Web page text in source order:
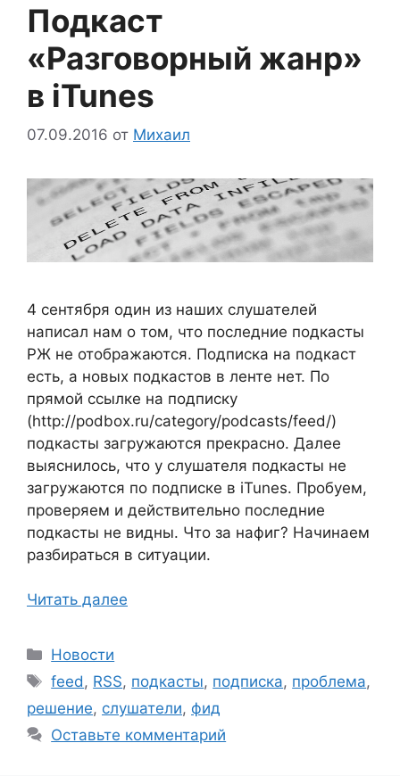
Подкаст
«Разговорный жанр»
в iTunes
07.09.2016 от Михаил
4 сентября один из наших слушателей
написал нам о том, что последние подкасты
РЖ не отображаются. Подписка на подкаст
есть, а новых подкастов в ленте нет. По
прямой ссылке на подписку
(http://podbox.ru/category/podcasts/feed/)
подкасты загружаются прекрасно. Далее
выяснилось, что у слушателя подкасты не
загружаются по подписке в iTunes. Пробуем,
проверяем и действительно последние
подкасты не видны. Что за нафиг? Начинаем
разбираться в ситуации.
Читать далее
Рубрики
Новости
Метки
feed, RSS, подкасты, подписка, проблема,
решение, слушатели, фид
Оставьте комментарий